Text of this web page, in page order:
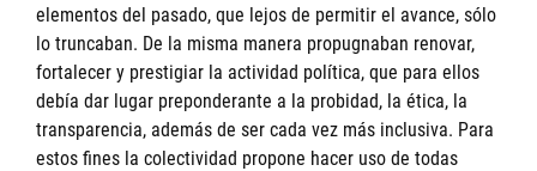
elementos del pasado, que lejos de permitir el avance, sólo
lo truncaban. De la misma manera propugnaban renovar,
fortalecer y prestigiar la actividad política, que para ellos
debía dar lugar preponderante a la probidad, la ética, la
transparencia, además de ser cada vez más inclusiva. Para
estos fines la colectividad propone hacer uso de todas